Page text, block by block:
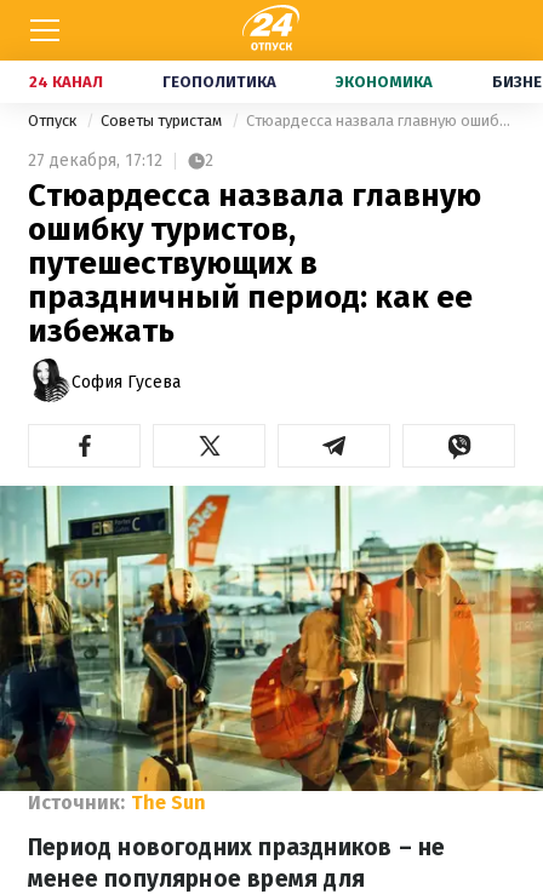
24 КАНАЛ ГЕОПОЛИТИКА ЭКОНОМИКА
Отпуск Советы туристам Стюардесса назвала главную ошибку туристов, путешествующих в праздничный период: как ее избежать
27 декабря, 17:12 2
Стюардесса назвала главную
ошибку туристов,
путешествующих в
праздничный период: как ее
избежать
София Гусева
Источник: The Sun
Период новогодних праздников – не
менее популярное время для